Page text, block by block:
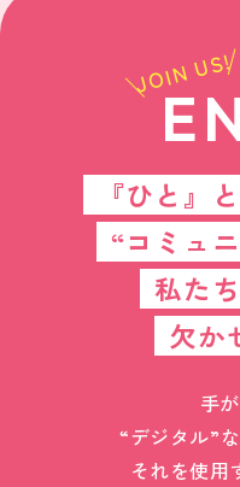
JOIN US!
『ひと』
“コミュ
私た
欠か
手
“デジタル”
それを使用